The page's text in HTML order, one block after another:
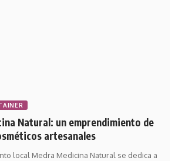
Natural: un emprendimiento de
artesanales
local Medra Medicina Natural se dedica a